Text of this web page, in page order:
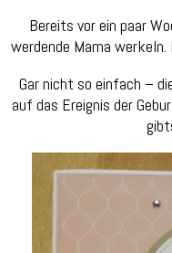
Bereits vor ein paar
werdende Mama
Gar nicht so einfach –
auf das Ereignis der